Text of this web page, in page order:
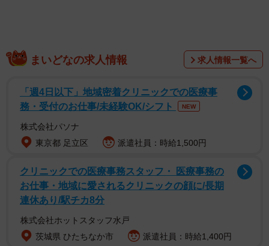
まいどなの求人情報 求人情報一覧へ
「週4日以下」地域密着クリニックでの医療事
務・受付のお仕事/未経験OK/シフト
NEW
株式会社パソナ
東京都 足立区
派遣社員：時給1,500円
クリニックでの医療事務スタッフ・ 医療事務の
お仕事・地域に愛されるクリニックの顔に/長期
連休あり/駅チカ8分
株式会社ホットスタッフ水戸
茨城県 ひたちなか市
派遣社員：時給1,400円